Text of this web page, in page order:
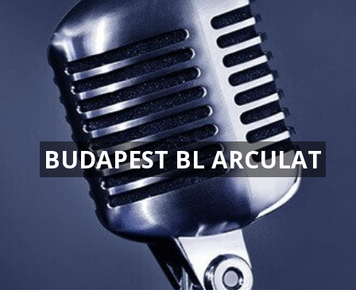
BUDAPEST BL ARCULAT